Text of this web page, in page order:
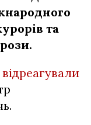
та
відреагували